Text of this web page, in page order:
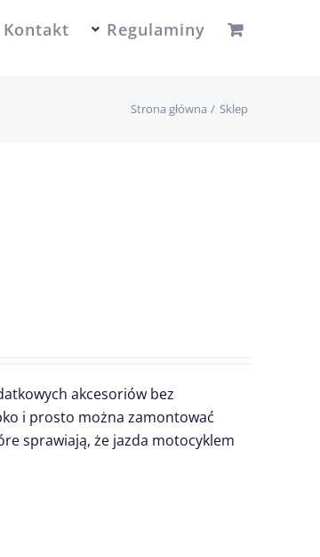
Kontakt Regulaminy
Strona główna Sklep
akcesoriów bez
i prosto można zamontować
sprawiają, że jazda motocyklem